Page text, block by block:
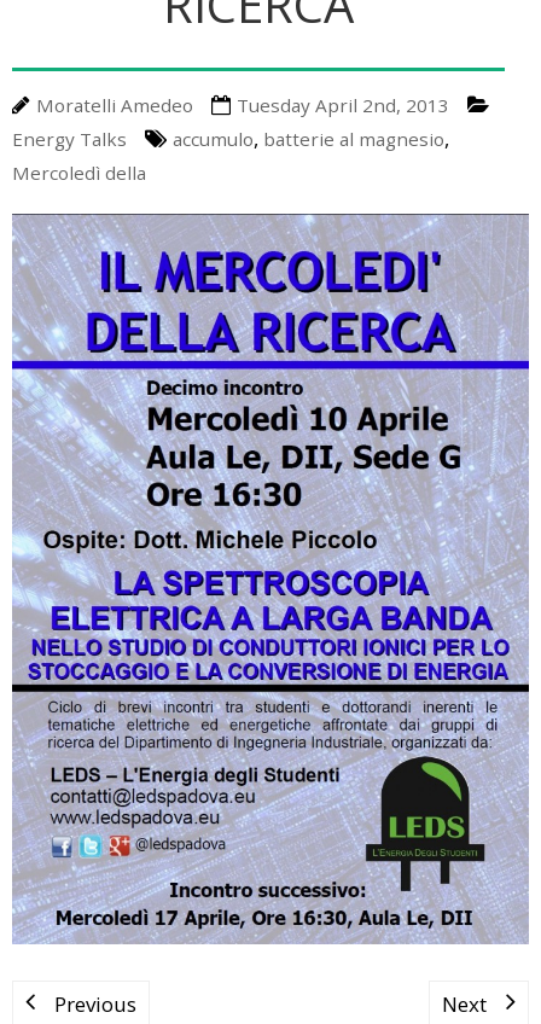
A Little Bit Of History
Upcoming Events
Energy Talks
Energy Jobs
LEDS Orientation
Workshops
EnerTrips
Other Events
YES Padova 2018
LEDS News
LEDS Discovery
Download
Thesis Proposals
Announcements
Contact us
LEDS for Africa
Moratelli Amedeo
Tuesday April 2nd, 2013
Energy Talks
accumulo, batterie al magnesio,
Mercoledì della
Previous Next